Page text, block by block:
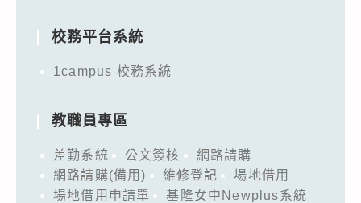
校務平台系統
1campus 校務系統
教職員專區
差勤系統 公文簽核
網路請購
網路請購(備用)
維修登記
場地借用
場地借用申請單
基隆女中Newplus系統